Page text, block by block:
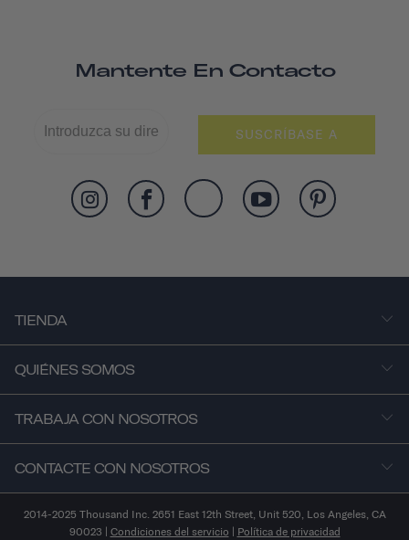
Mantente En Contacto
SUSCRÍBASE A
TIENDA
QUIÉNES SOMOS
TRABAJA CON NOSOTROS
CONTACTE CON NOSOTROS
2014-2025 Thousand Inc. 2651 East 12th Street, Unit 520, Los Angeles, CA
90023 | Condiciones del servicio | Política de privacidad